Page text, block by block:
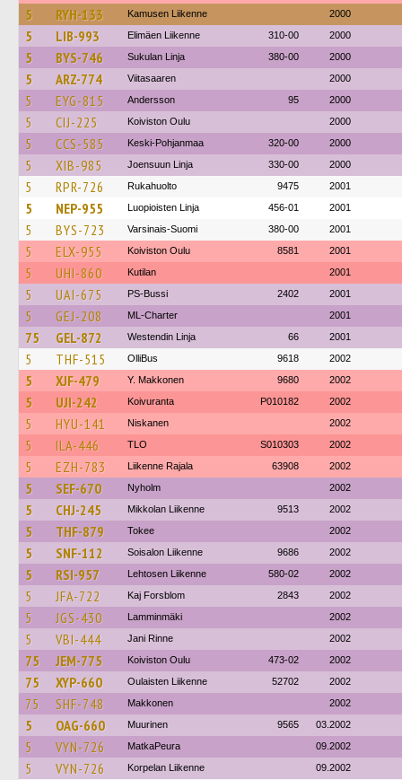
5
RYH-133 Kamusen Liikenne 2000
5 LIB-993 Elimäen Liikenne 310-00 2000
5 BYS-746 Sukulan Linja 380-00 2000
5 ARZ-774 Viitasaaren 2000
5 EYG-815 Andersson 95 2000
5 CIJ-225 Koiviston Oulu 2000
5 CCS-585 Keski-Pohjanmaa 320-00 2000
5 XIB-985 Joensuun Linja 330-00 2000
5 RPR-726 Rukahuolto 9475 2001
5 NEP-955 Luopioisten Linja 456-01 2001
5 BYS-723 Varsinais-Suomi 380-00 2001
5 ELX-955 Koiviston Oulu 8581 2001
5 UHI-860 Kutilan 2001
5 UAI-675 PS-Bussi 2402 2001
5 GEJ-208 ML-Charter 2001
75 GEL-872 Westendin Linja 66 2001
5 THF-515 OlliBus 9618 2002
5 XJF-479 Y. Makkonen 9680 2002
5 UJI-242 Koivuranta P010182 2002
5 HYU-141 Niskanen 2002
5 ILA-446 TLO S010303 2002
5 EZH-783 Liikenne Rajala 63908 2002
5 SEF-670 Nyholm 2002
5 CHJ-245 Mikkolan Liikenne 9513 2002
5 THF-879 Tokee 2002
5 SNF-112 Soisalon Liikenne 9686 2002
5 RSI-957 Lehtosen Liikenne 580-02 2002
5 JFA-722 Kaj Forsblom 2843 2002
5 JGS-430 Lamminmäki 2002
5 VBI-444 Jani Rinne 2002
75 JEM-775 Koiviston Oulu 473-02 2002
75 XYP-660 Oulaisten Liikenne 52702 2002
75 SHF-748 Makkonen 2002
5 OAG-660 Muurinen 9565 03.2002
5 VYN-726 MatkaPeura 09.2002
5 VYN-726 Korpelan Liikenne 09.2002